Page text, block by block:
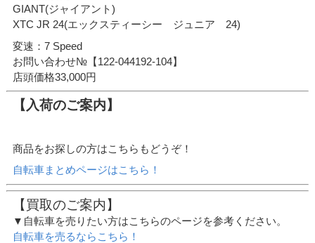
GIANT(ジャイアント)
XTC JR 24(エックスティーシー ジュニア 24)
変速：7 Speed
お問い合わせ№【122-044192-104】
店頭価格33,000円
【入荷のご案内】
商品をお探しの方はこちらもどうぞ！
自転車まとめページはこちら！
【買取のご案内】
▼自転車を売りたい方はこちらのページを参考ください。
自転車を売るならこちら！